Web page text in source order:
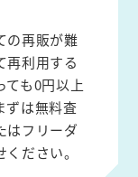
の再販が難
再利用する
ても0円以上
ずは無料査
はフリーダ
ださい。